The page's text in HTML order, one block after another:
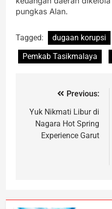
pungkas Alan.
Tagged: dugaan korupsi
Pemkab Tasikmalaya
Previous:
Yuk Nikmati Libur di
Nagara Hot Spring
Experience Garut